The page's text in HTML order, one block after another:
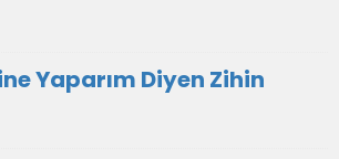
Yaparım Diyen Zihin